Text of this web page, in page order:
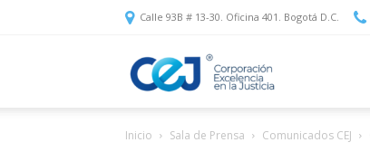
Calle 93B # 13-30. Oficina 401. Bogotá D.C.
Excelencia
Inicio Sala de Prensa Comunicados CEJ